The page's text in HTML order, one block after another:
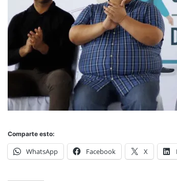
Comparte esto:
WhatsApp Facebook X